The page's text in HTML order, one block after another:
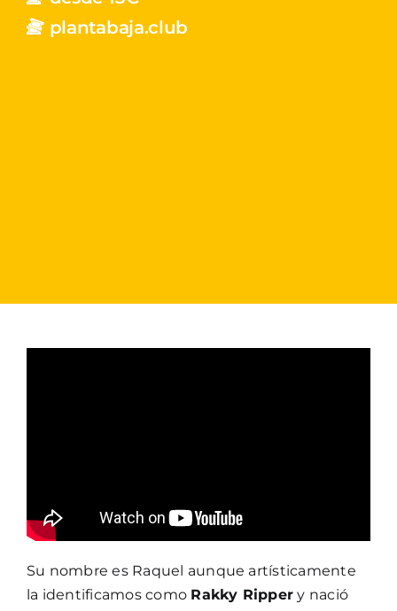
plantabaja.club
Su nombre es Raquel aunque artísticamente
la identificamos como Rakky Ripper y nació